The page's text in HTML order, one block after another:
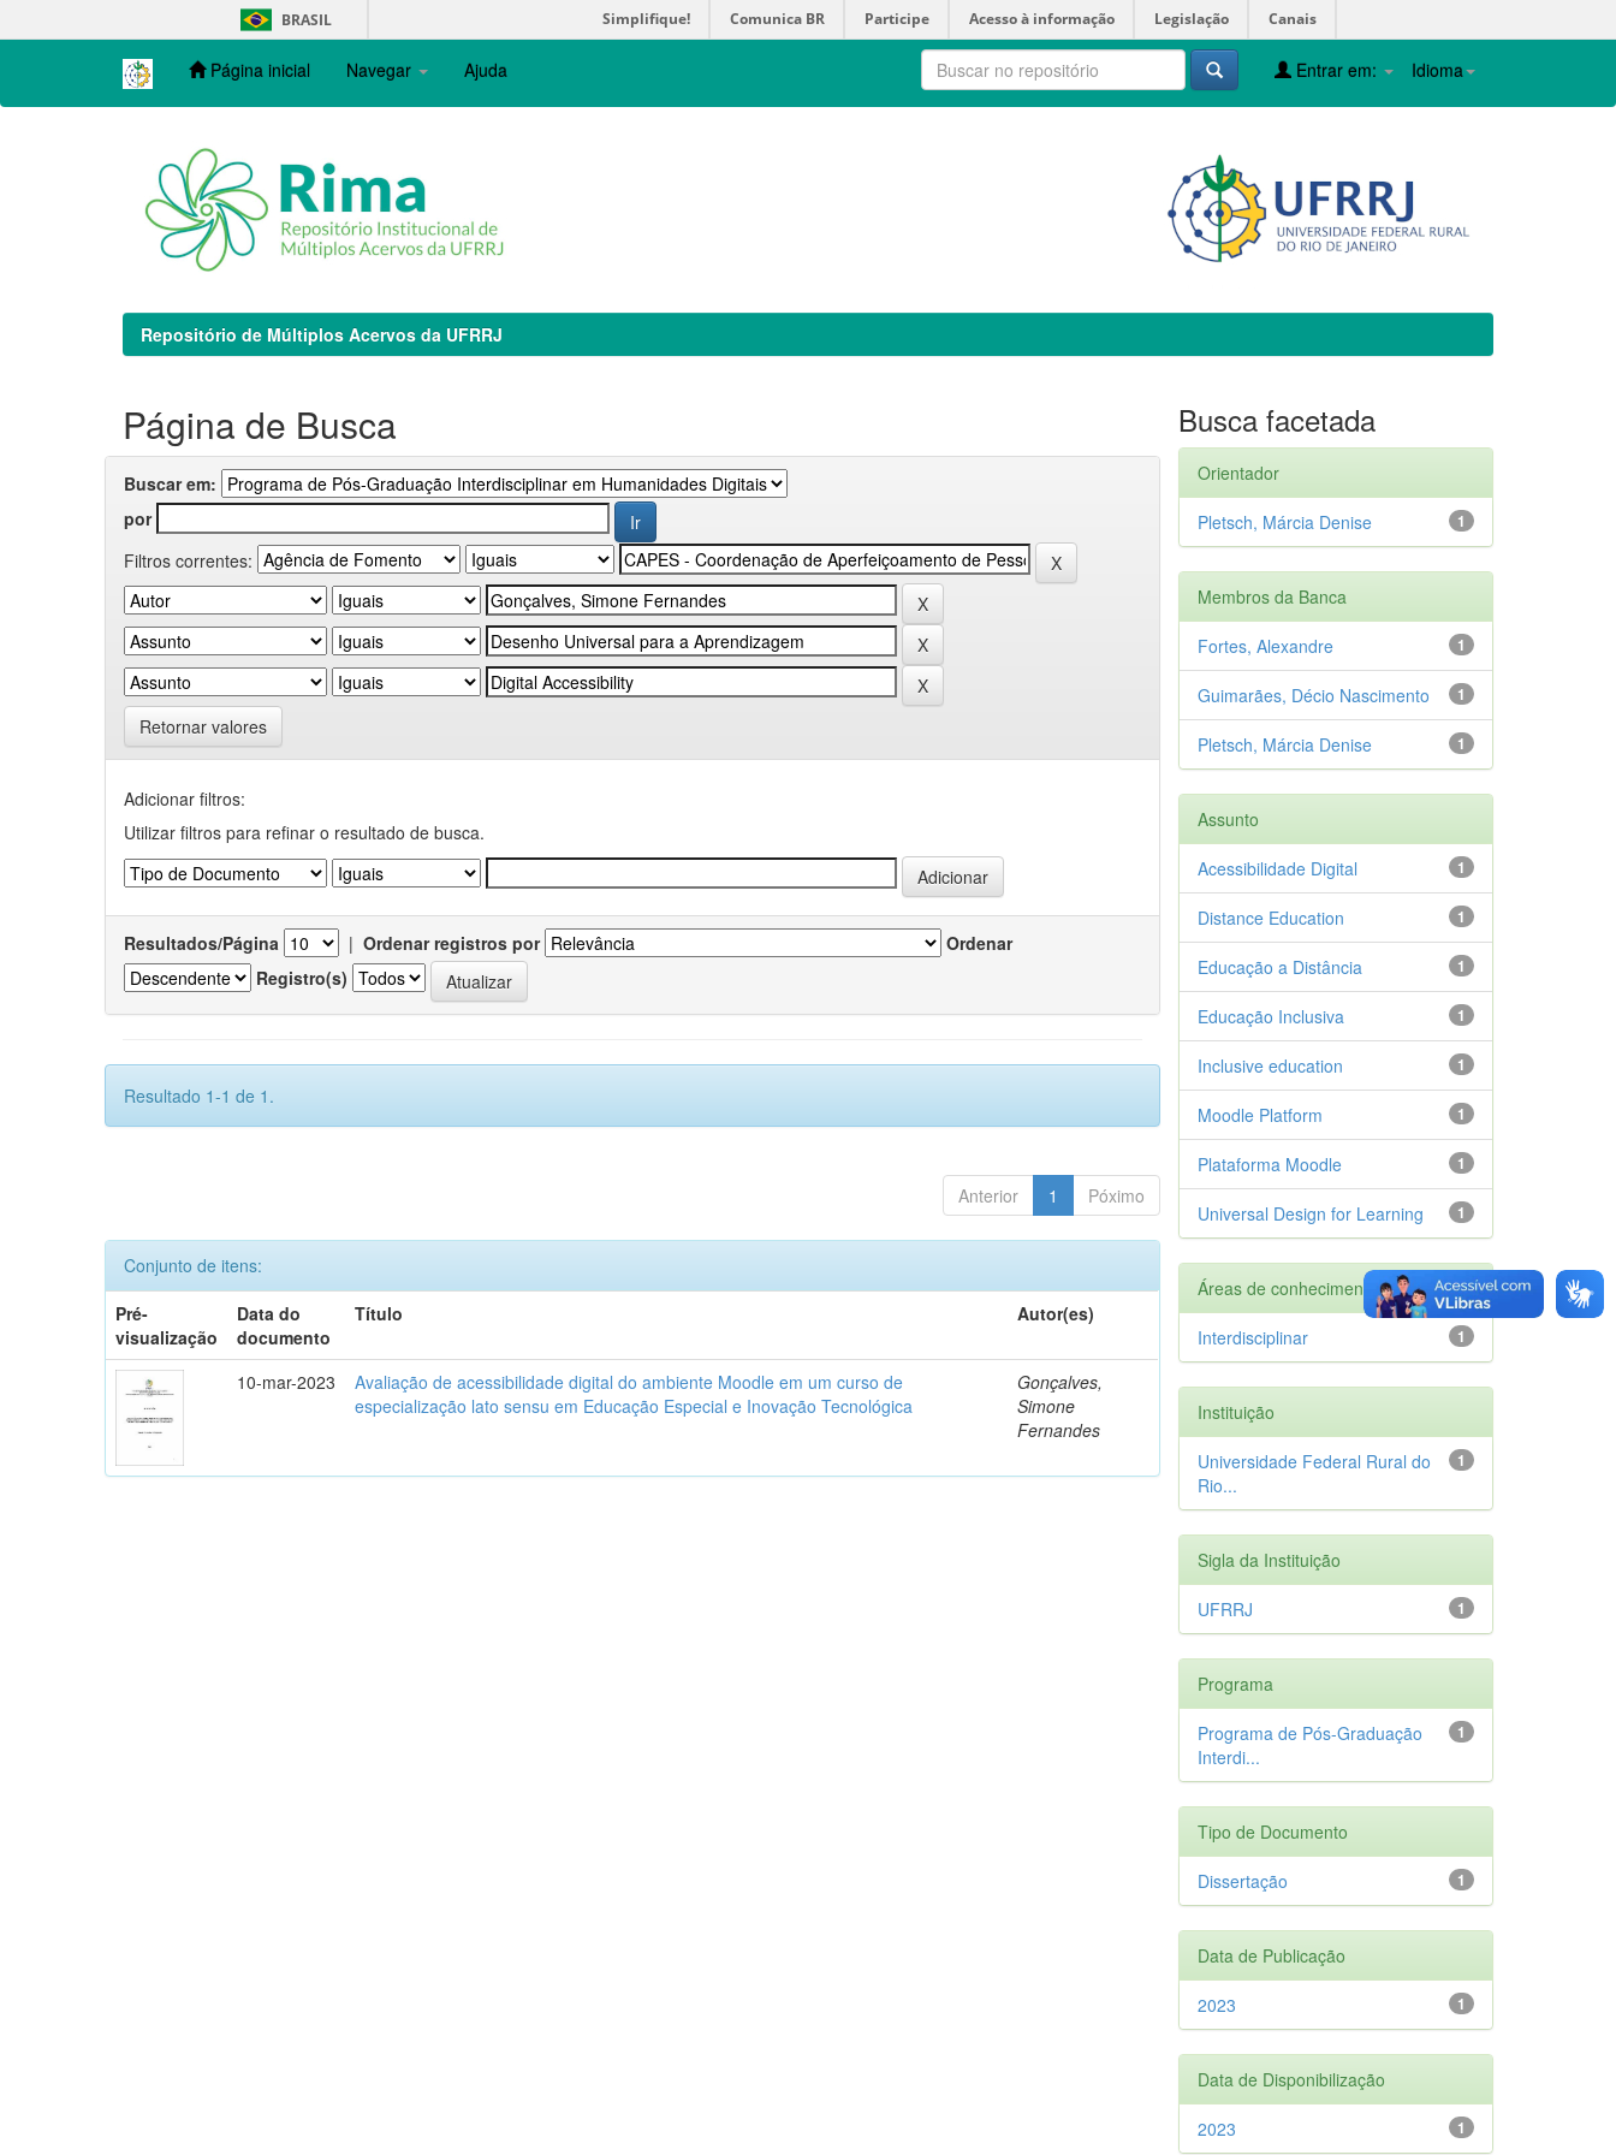
navigation
BRASIL Simplifique! Comunica BR Participe Acesso à informação Legislação Canais
Página inicial Navegar Ajuda Idioma
Entrar em:
Repositório de Múltiplos Acervos da UFRRJ
Página de Busca
Buscar em:
por
Filtros correntes:
Retornar valores
Adicionar filtros:
Utilizar filtros para refinar o resultado de busca.
Resultados/Página | Ordenar registros por
Ordenar
Registro(s)
Resultado 1-1 de 1.
Anterior 1 Póximo
Conjunto de itens:
Pré-
visualização
Data do
documento
Título Autor(es)
10-mar-2023
Avaliação de acessibilidade digital do ambiente Moodle em um curso de
especialização lato sensu em Educação Especial e Inovação Tecnológica
Gonçalves,
Simone
Fernandes
Busca facetada
Orientador
1
Pletsch, Márcia Denise
Membros da Banca
1
Fortes, Alexandre
1
Guimarães, Décio Nascimento
1
Pletsch, Márcia Denise
Assunto
1
Acessibilidade Digital
1
Distance Education
1
Educação a Distância
1
Educação Inclusiva
1
Inclusive education
1
Moodle Platform
1
Plataforma Moodle
1
Universal Design for Learning
Áreas de conhecimento
1
Interdisciplinar
Instituição
1
Universidade Federal Rural do
Rio...
Sigla da Instituição
1
UFRRJ
Programa
1
Programa de Pós-Graduação
Interdi...
Tipo de Documento
1
Dissertação
Data de Publicação
1
2023
Data de Disponibilização
1
2023